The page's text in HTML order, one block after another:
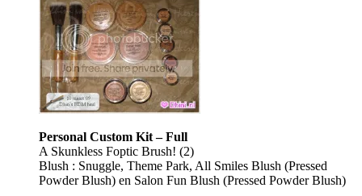
Personal Custom Kit – Full
A Skunkless Foptic Brush! (2)
Blush : Snuggle, Theme Park, All Smiles Blush (Pressed
Powder Blush) en Salon Fun Blush (Pressed Powder Blush)